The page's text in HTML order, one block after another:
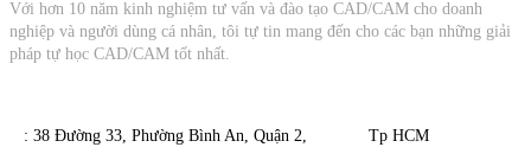
Với hơn 10 năm kinh nghiệm tư vấn và đào tạo CAD/CAM cho doanh
nghiệp và người dùng cá nhân, tôi tự tin mang đến cho các bạn những giải
pháp tự học CAD/CAM tốt nhất.
​​ : 38 Đường 33, Phường Bình An, Quận 2, Tp HCM